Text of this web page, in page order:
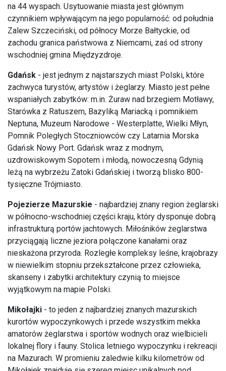
na 44 wyspach. Usytuowanie miasta jest głównym
czynnikiem wpływającym na jego popularność: od południa
Zalew Szczeciński, od północy Morze Bałtyckie, od
zachodu granica państwowa z Niemcami, zaś od strony
wschodniej gmina Międzyzdroje.
Gdańsk - jest jednym z najstarszych miast Polski, które
zachwyca turystów, artystów i żeglarzy. Miasto jest pełne
wspaniałych zabytków: m.in. Żuraw nad brzegiem Motławy,
Starówka z Ratuszem, Bazyliką Mariacką i pomnikiem
Neptuna, Muzeum Narodowe - Westerplatte, Wielki Młyn,
Pomnik Poległych Stoczniowców czy Latarnia Morska
Gdańsk Nowy Port. Gdańsk wraz z modnym,
uzdrowiskowym Sopotem i młodą, nowoczesną Gdynią
leżą na wybrzeżu Zatoki Gdańskiej i tworzą blisko 800-
tysięczne Trójmiasto.
Pojezierze Mazurskie - najbardziej znany region żeglarski
w północno-wschodniej części kraju, który dysponuje dobrą
infrastrukturą portów jachtowych. Miłośników żeglarstwa
przyciągają liczne jeziora połączone kanałami oraz
nieskażona przyroda. Rozległe kompleksy leśne, krajobrazy
w niewielkim stopniu przekształcone przez człowieka,
skanseny i zabytki architektury czynią to miejsce
wyjątkowym na mapie Polski.
Mikołajki - to jeden z najbardziej znanych mazurskich
kurortów wypoczynkowych i przede wszystkim mekka
amatorów żeglarstwa i sportów wodnych oraz wielbicieli
lokalnej flory i fauny. Stolica letniego wypoczynku i rekreacji
na Mazurach. W promieniu zaledwie kilku kilometrów od